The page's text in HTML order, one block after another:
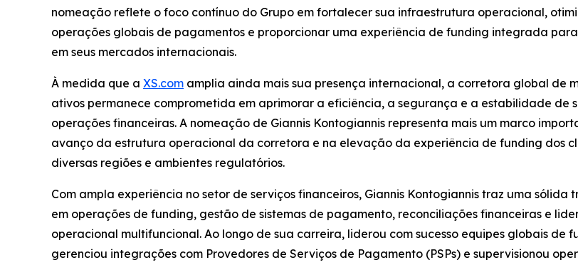
nomeação reflete o foco contínuo do Grupo em fortalecer sua infraestrutura operacional,
operações globais de pagamentos e proporcionar uma experiência de funding integrada
em seus mercados internacionais.
À medida que a XS.com amplia ainda mais sua presença internacional, a corretora global de
ativos permanece comprometida em aprimorar a eficiência, a segurança e a estabilidade de
operações financeiras. A nomeação de Giannis Kontogiannis representa mais um marco
avanço da estrutura operacional da corretora e na elevação da experiência de funding dos
diversas regiões e ambientes regulatórios.
Com ampla experiência no setor de serviços financeiros, Giannis Kontogiannis traz uma sólida
em operações de funding, gestão de sistemas de pagamento, reconciliações financeiras e
operacional multifuncional. Ao longo de sua carreira, liderou com sucesso equipes globais de
gerenciou integrações com Provedores de Serviços de Pagamento (PSPs) e supervisionou